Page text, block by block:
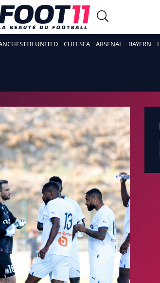
UNITED CHELSEA ARSENAL BAYERN